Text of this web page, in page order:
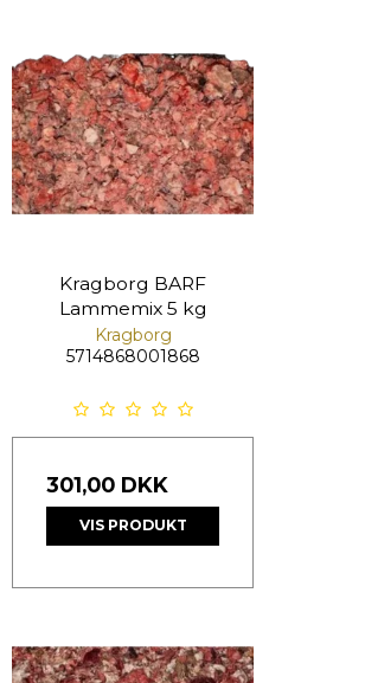
Kragborg BARF
Lammemix 5 kg
Kragborg
5714868001868
301,00 DKK
VIS PRODUKT